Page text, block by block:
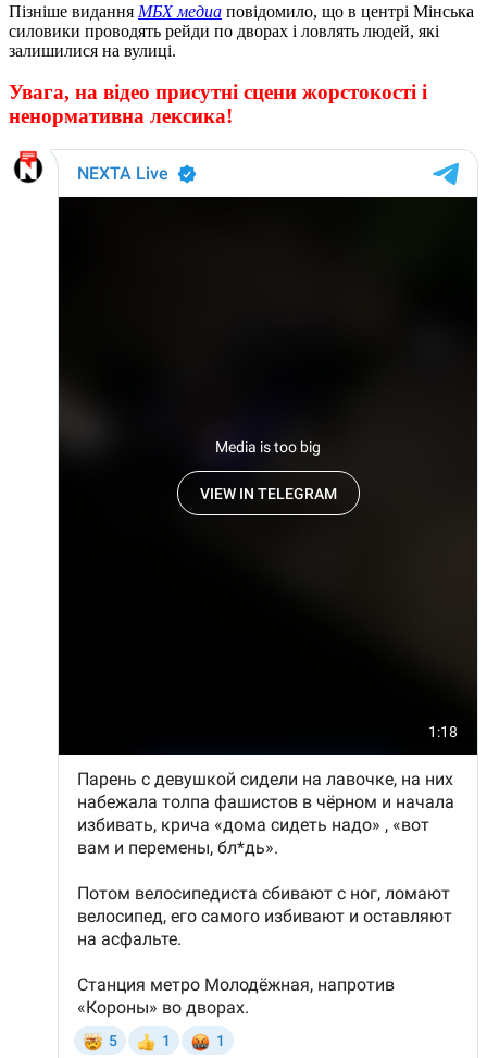
Пізніше видання МБХ медиа повідомило, що в центрі Мінська
силовики проводять рейди по дворах і ловлять людей, які
залишилися на вулиці.
Увага, на відео присутні сцени жорстокості і
ненормативна лексика!